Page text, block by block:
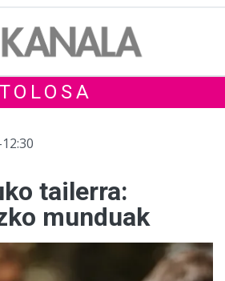
TOLOSA
tailerra:
munduak